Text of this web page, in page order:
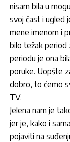
nisam bila u
svoj čast i ugled
mene imenom i
bilo težak period
periodu je ona
poruke. Uopšte
dobro, to ćemo
TV.
Jelena nam je
jer je, kako i
pojaviti na